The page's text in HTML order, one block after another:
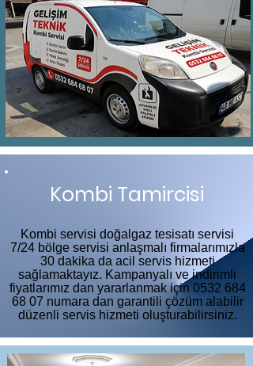
Kombi Tamircisi
Kombi servisi doğalgaz tesisatı servisi
7/24 bölge servisi anlaşmalı firmalarımızla
30 dakika da acil servis hizmeti
sağlamaktayız. Kampanyalı ve indirimli
fiyatlarımız dan yararlanmak için 0532 684
68 07 numara dan garantili çözüm alabilir
düzenli servis hizmeti oluşturabilirsiniz.